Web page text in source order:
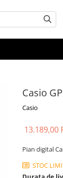
Casio
Casio
13.189,00
Pian digital
STOC